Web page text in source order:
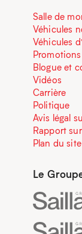
Salle de
Véhicules
Véhicules
Promotions
Blogue et
Vidéos
Carrière
Politique
Avis légal
Rapport
Plan du site
Le